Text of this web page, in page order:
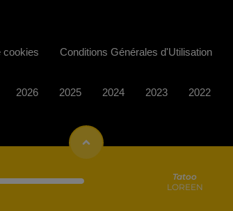
Tatoo
LOREEN
cookies Conditions Générales d'Utilisation
2026 2025 2024 2023 2022